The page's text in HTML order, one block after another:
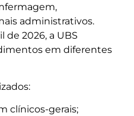
administrativos.
de 2026, a UBS
em diferentes
clínicos-gerais;